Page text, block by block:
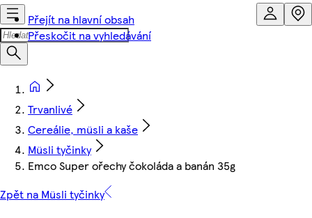
Přejít na hlavní obsah
Přeskočit na vyhledávání
Trvanlivé
Cereálie, müsli a kaše
Müsli tyčinky
Emco Super ořechy čokoláda a banán 35g
Zpět na Müsli tyčinky